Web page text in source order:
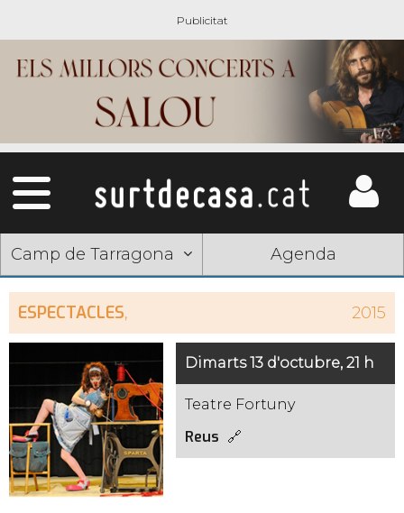
Camp de Tarragona Agenda
ESPECTACLES, 2015
Dimarts 13 d'octubre, 21 h
Teatre Fortuny
Reus